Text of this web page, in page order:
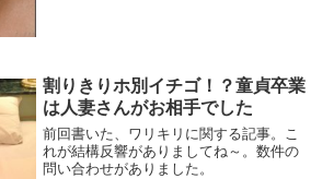
割りきりホ別イチゴ！？童貞卒業
は人妻さんがお相手でした
前回書いた、ワリキリに関する記事。こ
れが結構反響がありましてね～。数件の
問い合わせがありました。